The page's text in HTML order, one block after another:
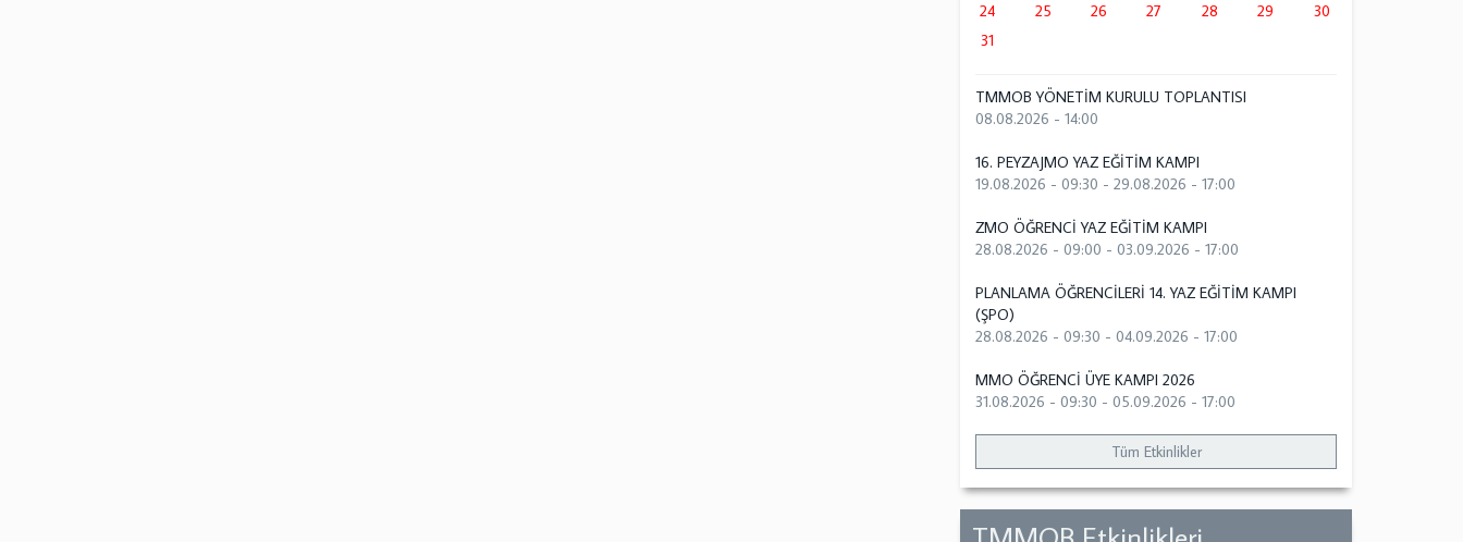
24
25 26 27 28 29
30
31
TMMOB YÖNETİM KURULU TOPLANTISI
08.08.2026 - 14:00
16. PEYZAJMO YAZ EĞİTİM KAMPI
19.08.2026 - 09:30 -29.08.2026 - 17:00
ZMO ÖĞRENCİ YAZ EĞİTİM KAMPI
28.08.2026 - 09:00 -03.09.2026 - 17:00
PLANLAMA ÖĞRENCİLERİ 14. YAZ EĞİTİM KAMPI
(ŞPO)
28.08.2026 - 09:30 -04.09.2026 - 17:00
MMO ÖĞRENCİ ÜYE KAMPI 2026
31.08.2026 - 09:30 -05.09.2026 - 17:00
Tüm Etkinlikler